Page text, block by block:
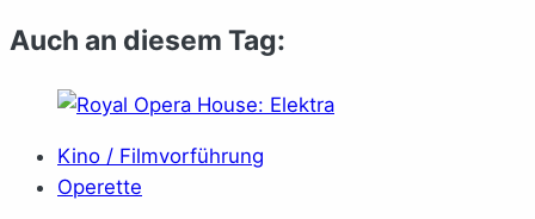
Auch an diesem Tag:
Kino / Filmvorführung
Operette